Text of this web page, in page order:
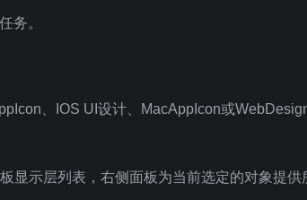
务。
、IOS UI设计、MacAppIcon或
显示层列表，右侧面板为当前选定的对象提供